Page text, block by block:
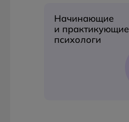
Начинающие
и практикующие
психологи